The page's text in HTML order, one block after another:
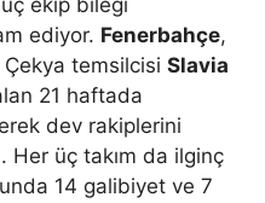
ekip bileği
ediyor. Fenerbahçe,
Çekya temsilcisi Slavia
21 haftada
dev rakiplerini
Her üç takım da ilginç
14 galibiyet ve 7